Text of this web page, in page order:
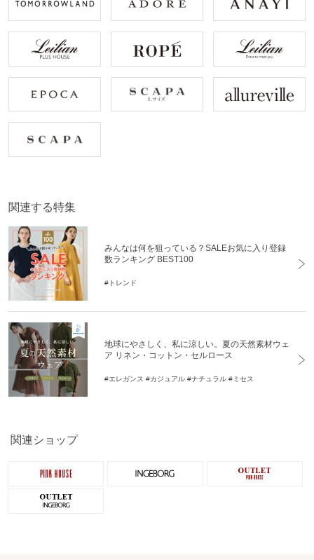
関連する特集
みんなは何を狙っている？SALEお気に入り登録
数ランキング BEST100
#トレンド
地球にやさしく、私に涼しい。夏の天然素材ウェ
ア リネン・コットン・セルロース
#エレガンス #カジュアル #ナチュラル #ミセス
関連ショップ